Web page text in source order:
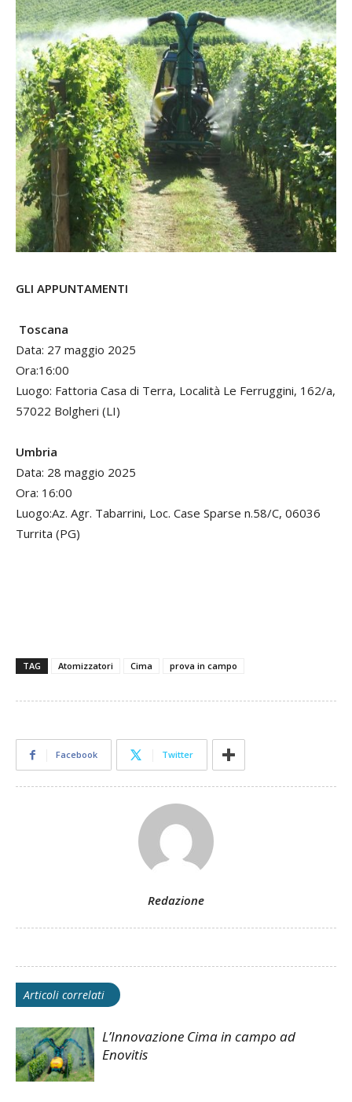
GLI APPUNTAMENTI
Toscana
Data: 27 maggio 2025
Ora:16:00
Luogo: Fattoria Casa di Terra, Località Le Ferruggini, 162/a,
57022 Bolgheri (LI)
Umbria
Data: 28 maggio 2025
Ora: 16:00
Luogo:Az. Agr. Tabarrini, Loc. Case Sparse n.58/C, 06036
Turrita (PG)
TAG Atomizzatori Cima prova in campo
Facebook Twitter
Redazione
Articoli correlati
L’Innovazione Cima in campo ad
Enovitis